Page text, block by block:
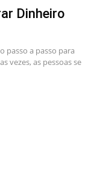
Dinheiro
passo a passo para
vezes, as pessoas se